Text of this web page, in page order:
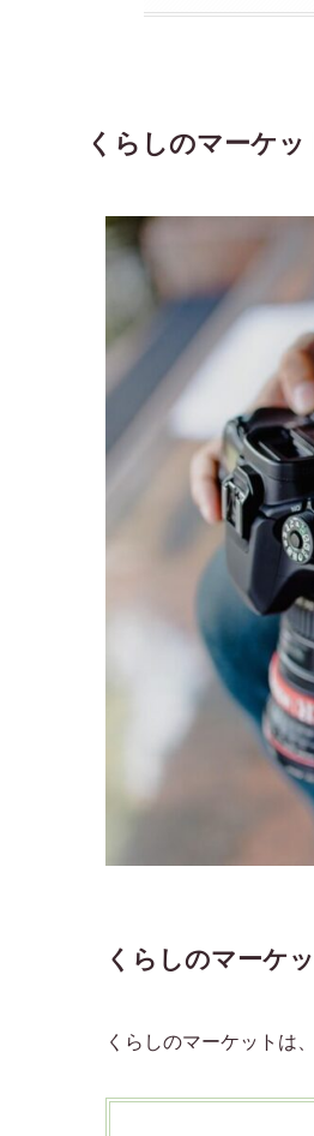
くらしのマーケ
くらしのマーケ
くらしのマーケットは、